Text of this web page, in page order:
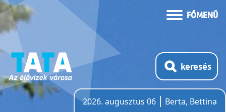
FŐMENÜ
keresés
2026. augusztus 06
Berta, Bettina